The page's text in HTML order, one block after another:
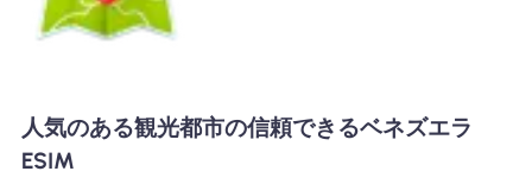
人気のある観光都市の信頼できるベネズエラ
ESIM